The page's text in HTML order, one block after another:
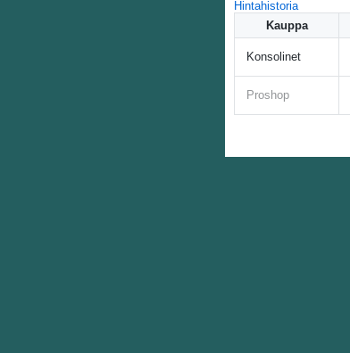
Hintahistoria
Kauppa
Konsolinet
Proshop